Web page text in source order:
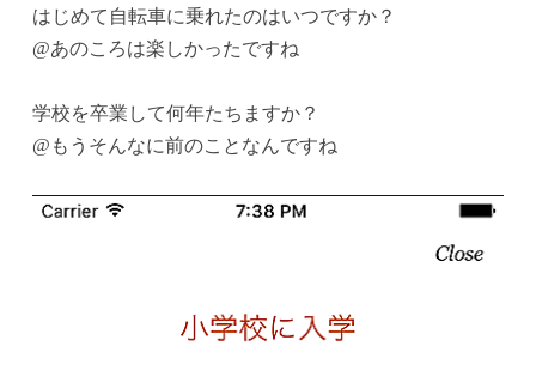
はじめて自転車に乗れたのはいつですか？
@あのころは楽しかったですね
学校を卒業して何年たちますか？
@もうそんなに前のことなんですね